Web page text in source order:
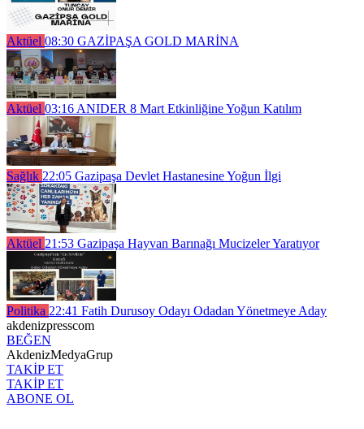
Aktüel 08:30 GAZİPAŞA GOLD MARİNA
Aktüel 03:16 ANIDER 8 Mart Etkinliğine Yoğun Katılım
Sağlık 22:05 Gazipaşa Devlet Hastanesine Yoğun İlgi
Aktüel 21:53 Gazipaşa Hayvan Barınağı Mucizeler Yaratıyor
Politika 22:41 Fatih Durusoy Odayı Odadan Yönetmeye Aday
akdenizpresscom
BEĞEN
AkdenizMedyaGrup
TAKİP ET
TAKİP ET
ABONE OL